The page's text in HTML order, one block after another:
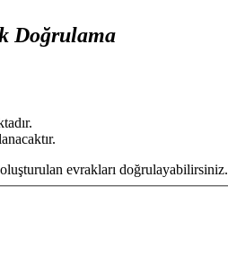
Doğrulama
evrakları doğrulayabilirsiniz.